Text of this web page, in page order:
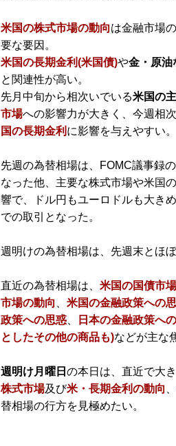
米国の株式市場の動向は金融市場
要な要因。
米国の長期金利(米国債)や金・原油
と関連性が高い。
先月中旬から相次いでいる米国の
市場への影響力が大きく、今週相
国の長期金利 に影響を与えやすい。
先週の為替相場は、FOMC議事録
なった他、主要な株式市場や米国
響で、ドル円もユーロドルも大き
での取引となった。
週明けの為替相場は、先週末とほ
直近の為替相場は、 米国の国債市
市場の動向
米国の金融政策への
政策への思惑
日本の金融政策へ
としたその他の商品も)などが主な
週明け月曜日 の本日は、直近で大
株式市場及び米・長期金利の動向
替相場の行方を見極めたい。